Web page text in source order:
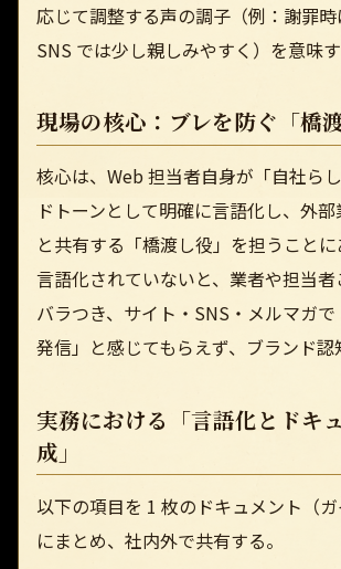
応じて調整する声の調子（例：謝罪時
SNS では少し親しみやすく）を意味す
現場の核心：ブレを防ぐ「橋渡
核心は、Web 担当者自身が「自社ら
ドトーンとして明確に言語化し、外
と共有する「橋渡し役」を担うこと
言語化されていないと、業者や担当
バラつき、サイト・SNS・メルマガ
発信」と感じてもらえず、ブランド認
実務における「言語化とドキ
成」
以下の項目を 1 枚のドキュメント（ガ
にまとめ、社内外で共有する。